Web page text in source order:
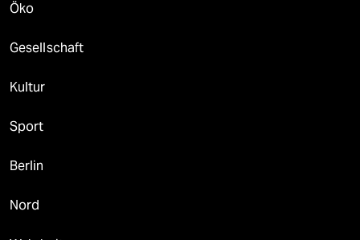
Öko
Gesellschaft
Kultur
Sport
Berlin
Nord